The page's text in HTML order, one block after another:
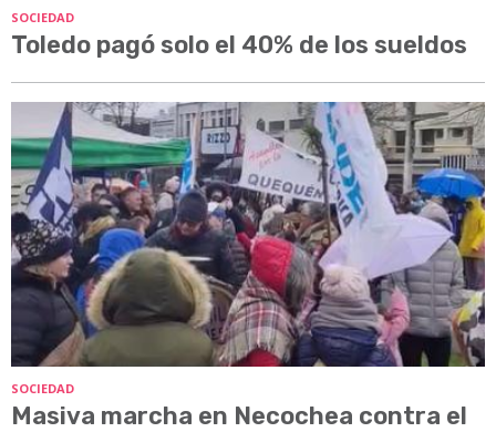
SOCIEDAD
Toledo pagó solo el 40% de los sueldos
SOCIEDAD
Masiva marcha en Necochea contra el